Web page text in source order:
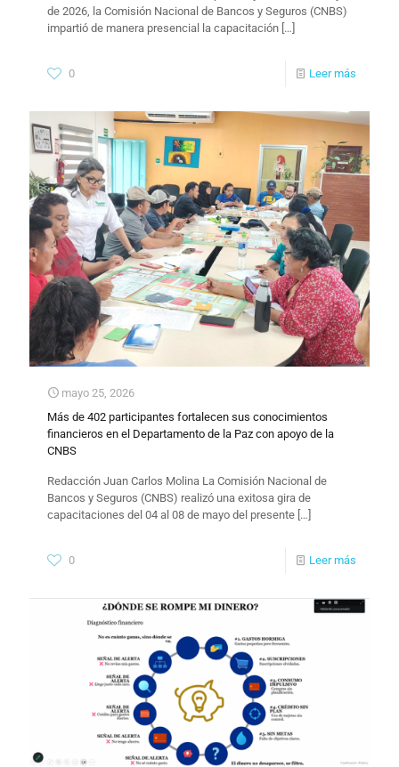
de 2026, la Comisión Nacional de Bancos y Seguros (CNBS)
impartió de manera presencial la capacitación […]
0 Leer más
mayo 25, 2026
Más de 402 participantes fortalecen sus conocimientos
financieros en el Departamento de la Paz con apoyo de la
CNBS
​Redacción Juan Carlos Molina La Comisión Nacional de
Bancos y Seguros (CNBS) realizó una exitosa gira de
capacitaciones del 04 al 08 de mayo del presente […]
0 Leer más